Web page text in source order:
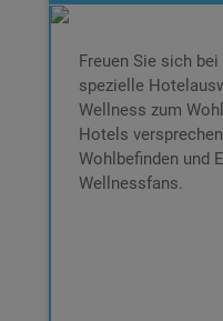
Freuen Sie sich
spezielle
Wellness zum
Hotels
Wohlbefinden und
Wellnessfans.
€ 239,-
Inkl. Box,
Banderole und
Hotel-Katalog
2
Inkl.
All-In-
3 Jahre gültig